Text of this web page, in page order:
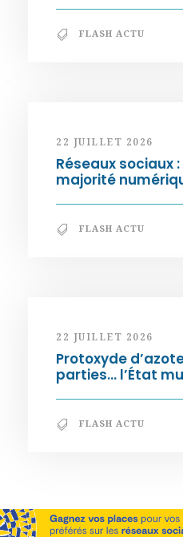
FLASH ACTU
22 JUILLET 2026
Réseaux sociaux
majorité
FLASH ACTU
22 JUILLET 2026
Protoxyde
parties… l’État
FLASH ACTU